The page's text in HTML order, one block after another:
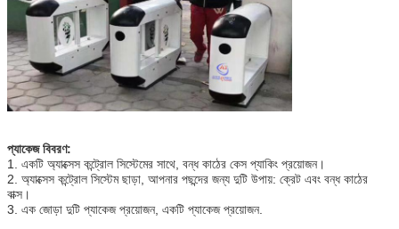
প্যাকেজ বিবরণ:
1. একটি অ্যাক্সেস কন্ট্রোল সিস্টেমের সাথে, বন্ধ কাঠের কেস প্যাকিং প্রয়োজন।
2. অ্যাক্সেস কন্ট্রোল সিস্টেম ছাড়া, আপনার পছন্দের জন্য দুটি উপায়: ক্রেট এবং বন্ধ কাঠের
বাক্স।
3. এক জোড়া দুটি প্যাকেজ প্রয়োজন, একটি প্যাকেজ প্রয়োজন.